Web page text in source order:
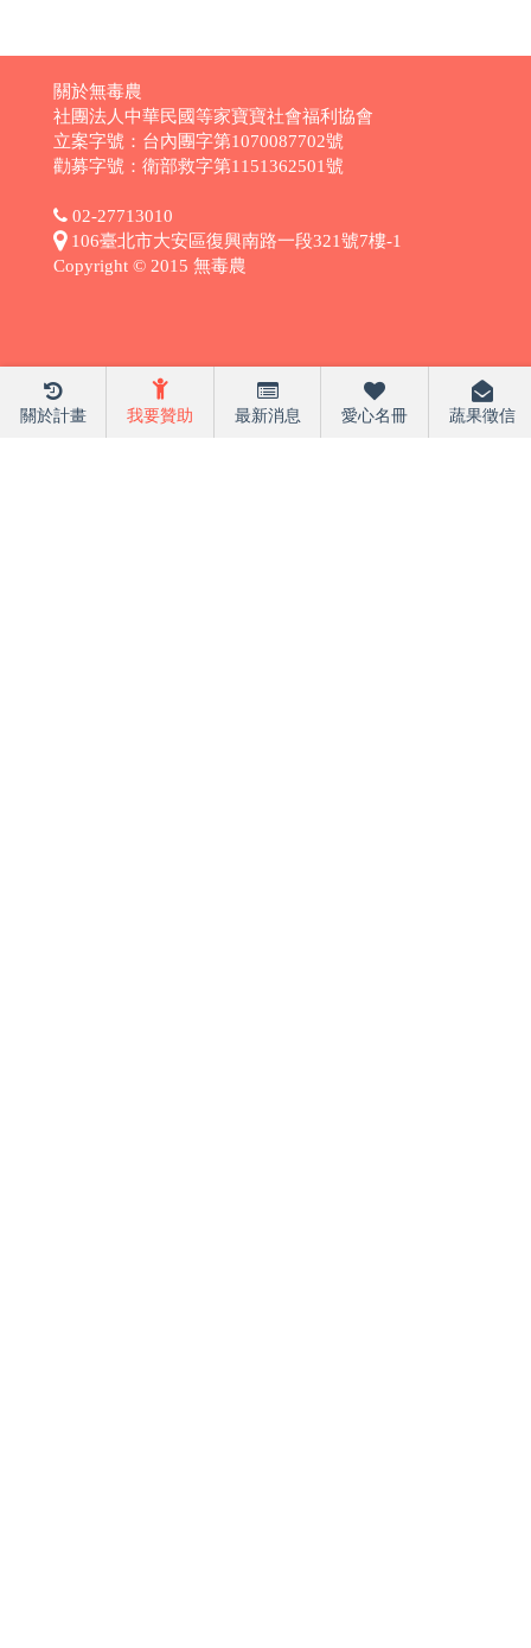
關於計畫 我要贊助 最新消息 愛心名冊 蔬果徵信
關於無毒農
社團法人中華民國等家寶寶社會福利協會
立案字號：台內團字第1070087702號
勸募字號：衛部救字第1151362501號
02-27713010
106臺北市大安區復興南路一段321號7樓-1
Copyright © 2015 無毒農